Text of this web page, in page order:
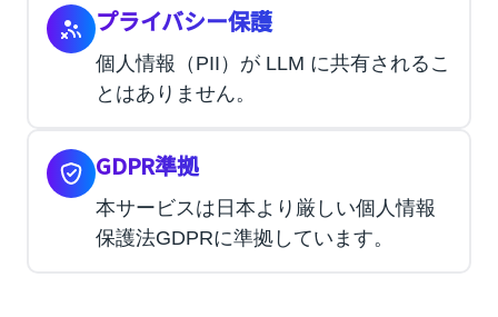
プライバシー保護
個人情報（PII）が LLM に共有されるこ
とはありません。
GDPR準拠
本サービスは日本より厳しい個人情報
保護法GDPRに準拠しています。